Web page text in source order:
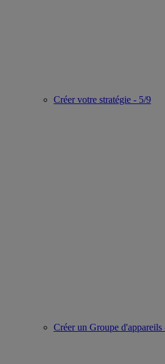
Créer votre stratégie - 5/9
Créer un Groupe d'appareils